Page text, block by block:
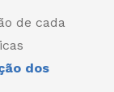
de cada
dos